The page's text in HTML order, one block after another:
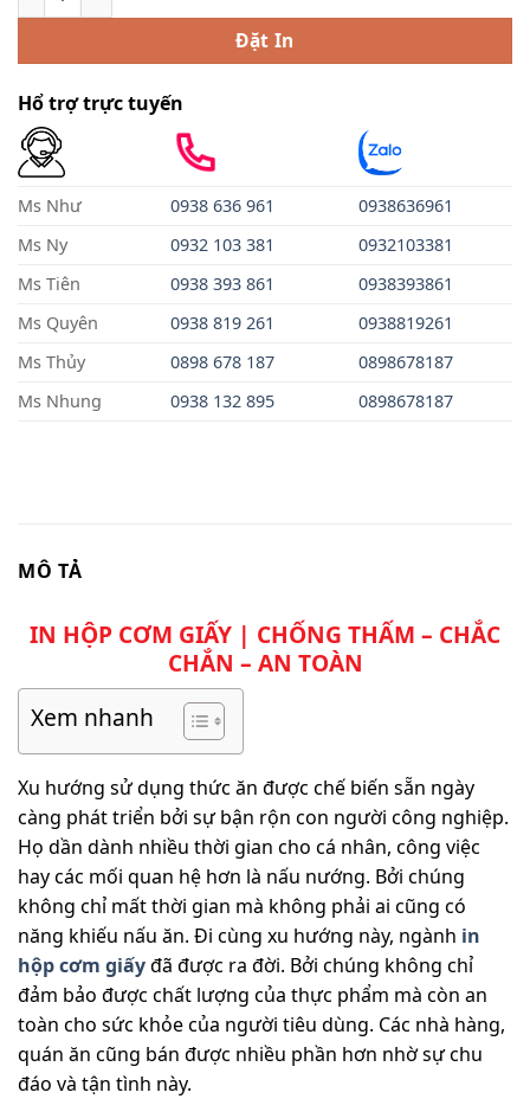
Đặt In
Hổ trợ trực tuyến
Ms Như 0938 636 961
0938636961
Ms Ny
0932 103 381
0932103381
Ms Tiên
0938 393 861
0938393861
Ms Quyên
0938 819 261
0938819261
Ms Thủy
0898 678 187
0898678187
Ms Nhung
0938 132 895 0898678187
MÔ TẢ
IN HỘP CƠM GIẤY | CHỐNG THẤM – CHẮC
CHẮN – AN TOÀN
Xem nhanh
Xu hướng sử dụng thức ăn được chế biến sẵn ngày
càng phát triển bởi sự bận rộn con người công nghiệp.
Họ dần dành nhiều thời gian cho cá nhân, công việc
hay các mối quan hệ hơn là nấu nướng. Bởi chúng
không chỉ mất thời gian mà không phải ai cũng có
năng khiếu nấu ăn. Đi cùng xu hướng này, ngành in
hộp cơm giấyđã được ra đời. Bởi chúng không chỉ
đảm bảo được chất lượng của thực phẩm mà còn an
toàn cho sức khỏe của người tiêu dùng. Các nhà hàng,
quán ăn cũng bán được nhiều phần hơn nhờ sự chu
đáo và tận tình này.